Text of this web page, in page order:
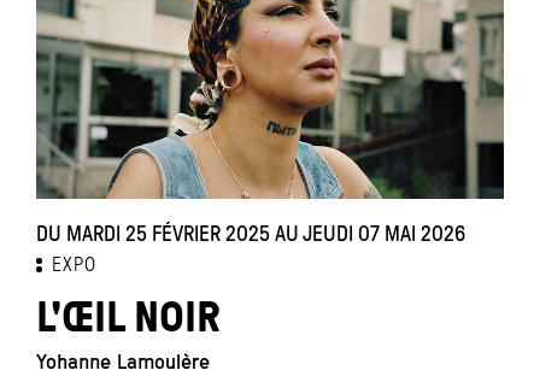
DU MARDI 25 FÉVRIER 2025 AU JEUDI 07 MAI 2026
EXPO
L'ŒIL NOIR
Yohanne Lamoulère